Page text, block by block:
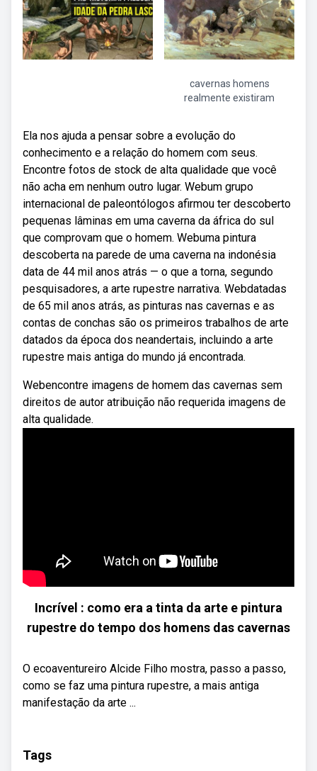
cavernas homens
realmente existiram
Ela nos ajuda a pensar sobre a evolução do
conhecimento e a relação do homem com seus.
Encontre fotos de stock de alta qualidade que você
não acha em nenhum outro lugar. Webum grupo
internacional de paleontólogos afirmou ter descoberto
pequenas lâminas em uma caverna da áfrica do sul
que comprovam que o homem. Webuma pintura
descoberta na parede de uma caverna na indonésia
data de 44 mil anos atrás — o que a torna, segundo
pesquisadores, a arte rupestre narrativa. Webdatadas
de 65 mil anos atrás, as pinturas nas cavernas e as
contas de conchas são os primeiros trabalhos de arte
datados da época dos neandertais, incluindo a arte
rupestre mais antiga do mundo já encontrada.
Webencontre imagens de homem das cavernas sem
direitos de autor atribuição não requerida imagens de
alta qualidade.
Incrível : como era a tinta da arte e pintura
rupestre do tempo dos homens das cavernas
O ecoaventureiro Alcide Filho mostra, passo a passo,
como se faz uma pintura rupestre, a mais antiga
manifestação da arte ...
Tags